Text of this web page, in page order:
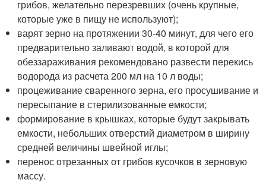
грибов, желательно перезревших (очень крупные,
которые уже в пищу не используют);
варят зерно на протяжении 30-40 минут, для чего его
предварительно заливают водой, в которой для
обеззараживания рекомендовано развести перекись
водорода из расчета 200 мл на 10 л воды;
процеживание сваренного зерна, его просушивание и
пересыпание в стерилизованные емкости;
формирование в крышках, которые будут закрывать
емкости, небольших отверстий диаметром в ширину
средней величины швейной иглы;
перенос отрезанных от грибов кусочков в зерновую
массу.